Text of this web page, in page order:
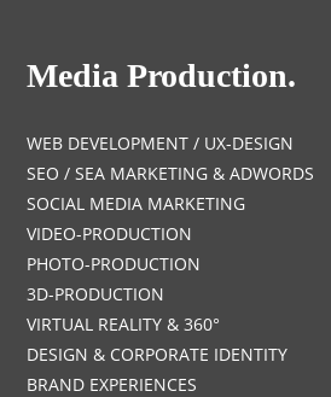
Media Production.
WEB DEVELOPMENT / UX-DESIGN
SEO / SEA MARKETING & ADWORDS
SOCIAL MEDIA MARKETING
VIDEO-PRODUCTION
PHOTO-PRODUCTION
3D-PRODUCTION
VIRTUAL REALITY & 360°
DESIGN & CORPORATE IDENTITY
BRAND EXPERIENCES